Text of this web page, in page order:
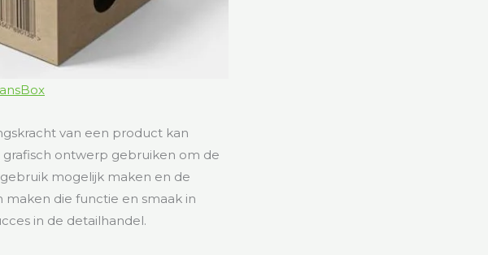
van een product kan
ontwerp gebruiken om de
mogelijk maken en de
die functie en smaak in
in de detailhandel.